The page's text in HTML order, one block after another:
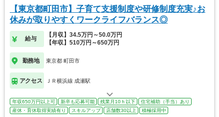
【東京都町田市】子育て支援制度や研修制度充実♪お
休みが取りやすくワークライフバランス◎
給与
【月収】34.5万円～50.0万円
【年収】510万円～650万円
勤務地 東京都 町田市
アクセス ＪＲ横浜線 成瀬駅
年収650万円以上可 新卒も応募可能 残業月10ｈ以下
住宅補助（手当）あり
産休・育休取得実績有り
スキルアップ 店舗数30以上 積極採用中